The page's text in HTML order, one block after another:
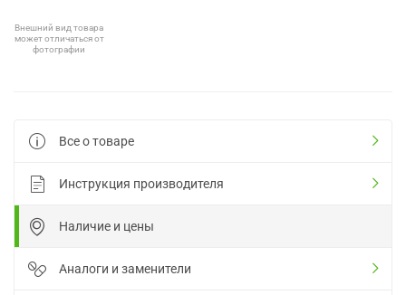
Внешний вид товара
может отличаться от
фотографии
Все о товаре
Инструкция производителя
Наличие и цены
Аналоги и заменители